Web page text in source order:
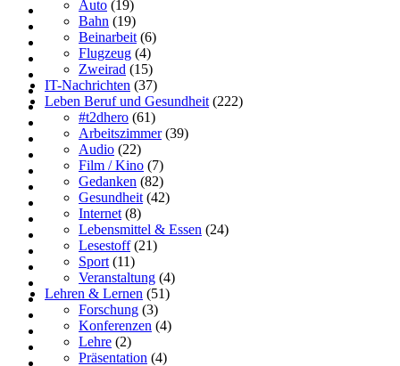
Auto (19)
Bahn (19)
Beinarbeit (6)
Flugzeug (4)
Zweirad (15)
IT-Nachrichten (37)
Leben Beruf und Gesundheit (222)
#t2dhero (61)
Arbeitszimmer(39)
Audio (22)
Film / Kino (7)
Gedanken (82)
Gesundheit (42)
Internet (8)
Lebensmittel & Essen (24)
Lesestoff(21)
Sport (11)
Veranstaltung (4)
Lehren & Lernen (51)
Forschung (3)
Konferenzen (4)
Lehre (2)
Präsentation (4)